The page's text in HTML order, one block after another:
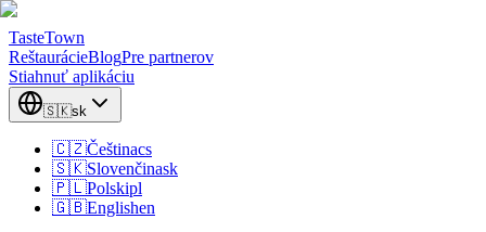
TasteTown
ReštaurácieBlogPre partnerov
Stiahnuť aplikáciu
🇸🇰sk
🇨🇿Češtinacs
🇸🇰Slovenčinask
🇵🇱Polskipl
🇬🇧Englishen